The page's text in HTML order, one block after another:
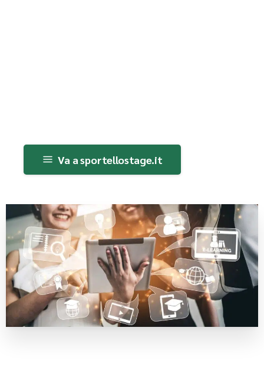
Va a sportellostage.it